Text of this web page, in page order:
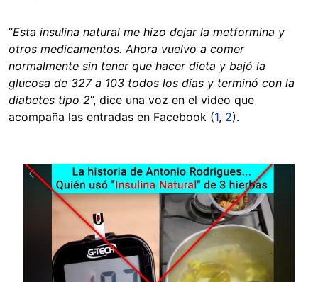
“Esta insulina natural me hizo dejar la metformina y
otros medicamentos. Ahora vuelvo a comer
normalmente sin tener que hacer dieta y bajó la
glucosa de 327 a 103 todos los días y terminó con la
diabetes tipo 2”, dice una voz en el video que
acompaña las entradas en Facebook (1, 2).
Image